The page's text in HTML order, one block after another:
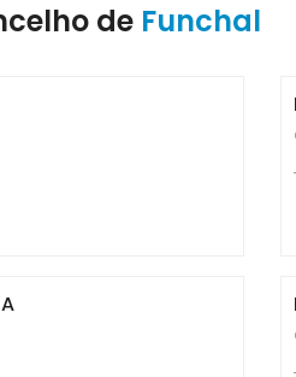
de Funchal